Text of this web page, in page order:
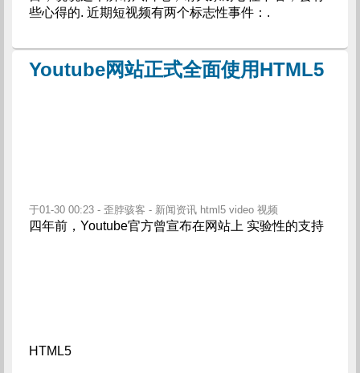
些心得的. 近期短视频有两个标志性事件：.
Youtube网站正式全面使用HTML5
于01-30 00:23 - 歪脖骇客 - 新闻资讯 html5 video 视频
四年前，Youtube官方曾宣布在网站上 实验性的支持
HTML5